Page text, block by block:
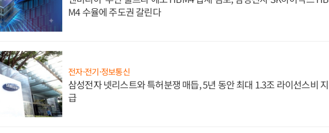
M4 수율에 주도권 갈린다
전자·전기·정보통신
삼성전자 넷리스트와 특허분쟁 매듭, 5년 동안 최대 1.3조 라이선스비 지
급